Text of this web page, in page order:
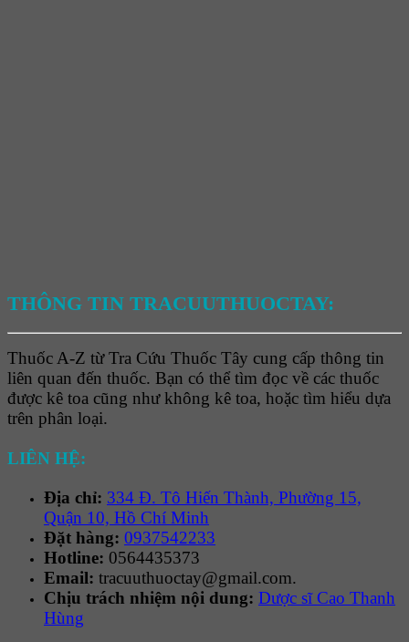
THÔNG TIN TRACUUTHUOCTAY:
Thuốc A-Z từ Tra Cứu Thuốc Tây cung cấp thông tin
liên quan đến thuốc. Bạn có thể tìm đọc về các thuốc
được kê toa cũng như không kê toa, hoặc tìm hiểu dựa
trên phân loại.
LIÊN HỆ:
Địa chỉ: 334 Đ. Tô Hiến Thành, Phường 15,
Quận 10, Hồ Chí Minh
Đặt hàng: 0937542233
Hotline: 0564435373
Email: tracuuthuoctay@gmail.com.
Chịu trách nhiệm nội dung: Dược sĩ Cao Thanh
Hùng